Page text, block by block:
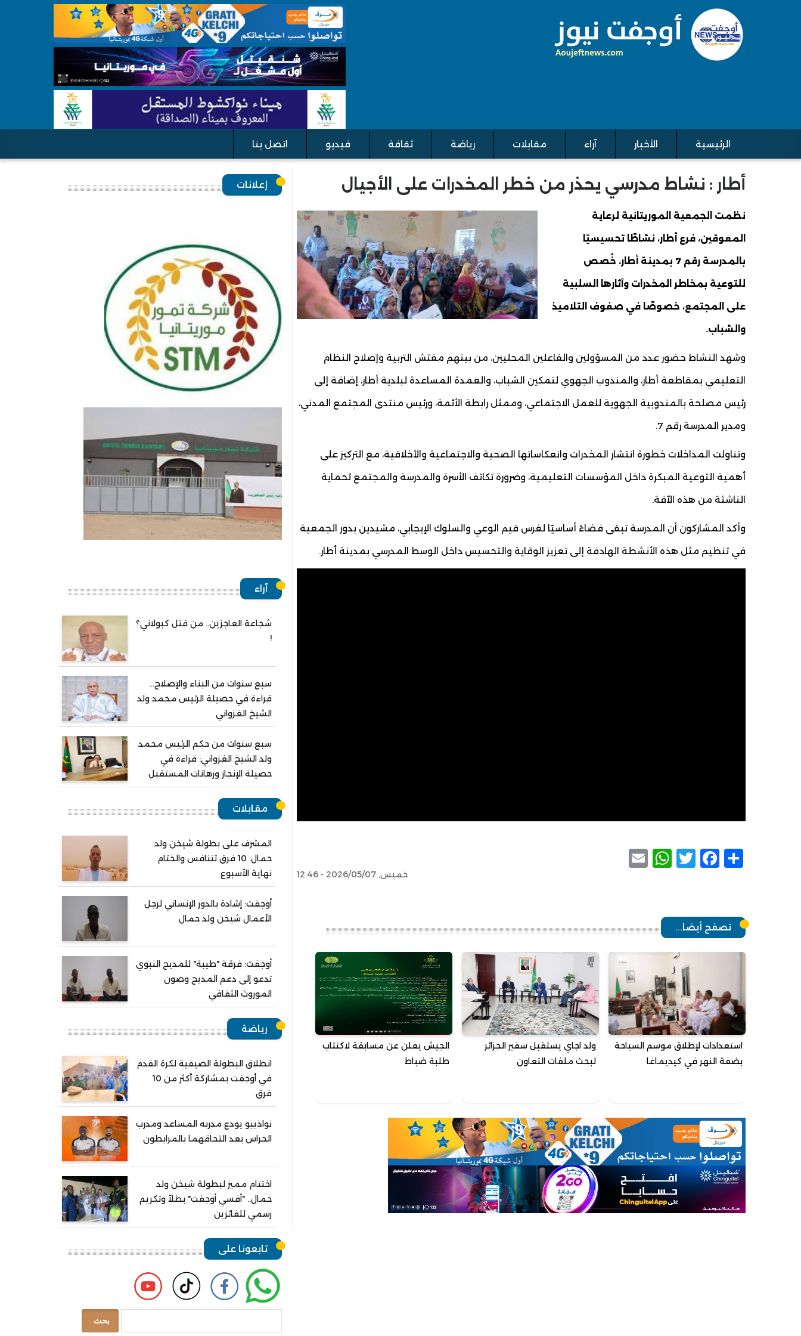
Main navigation
الرئيسية الأخبار آراء مقابلات رياضة ثقافة فيديو اتصل بنا
أطار : نشاط مدرسي يحذر من خطر المخدرات على الأجيال
نظمت الجمعية الموريتانية لرعاية
المعوقين، فرع أطار، نشاطًا تحسيسيًا
بالمدرسة رقم 7 بمدينة أطار، خُصص
للتوعية بمخاطر المخدرات وآثارها السلبية
على المجتمع، خصوصًا في صفوف التلاميذ
والشباب.
وشهد النشاط حضور عدد من المسؤولين والفاعلين المحليين، من بينهم مفتش التربية وإصلاح النظام
التعليمي بمقاطعة أطار، والمندوب الجهوي لتمكين الشباب، والعمدة المساعدة لبلدية أطار، إضافة إلى
رئيس مصلحة بالمندوبية الجهوية للعمل الاجتماعي، وممثل رابطة الأئمة، ورئيس منتدى المجتمع المدني،
ومدير المدرسة رقم 7.
وتناولت المداخلات خطورة انتشار المخدرات وانعكاساتها الصحية والاجتماعية والأخلاقية، مع التركيز على
أهمية التوعية المبكرة داخل المؤسسات التعليمية، وضرورة تكاتف الأسرة والمدرسة والمجتمع لحماية
الناشئة من هذه الآفة.
وأكد المشاركون أن المدرسة تبقى فضاءً أساسيًا لغرس قيم الوعي والسلوك الإيجابي، مشيدين بدور الجمعية
في تنظيم مثل هذه الأنشطة الهادفة إلى تعزيز الوقاية والتحسيس داخل الوسط المدرسي بمدينة أطار.
Share
Facebook
Twitter
WhatsApp
خميس, 2026/05/07 - 12:46
تصفح أيضا...
استعدادات لإطلاق موسم السياحة
بضفة النهر في كيديماغا
ولد اجاي يستقبل سفير الجزائر
لبحث ملفات التعاون
الجيش يعلن عن مسابقة لاكتتاب
طلبة ضباط
إعلانات
آراء
شجاعة العاجزين.. من قتل كبولاني؟
!
سبع سنوات من البناء والإصلاح...
قراءة في حصيلة الرئيس محمد ولد
الشيخ الغزواني
سبع سنوات من حكم الرئيس محمد
ولد الشيخ الغزواني: قراءة في
حصيلة الإنجاز ورهانات المستقبل
مقابلات
المشرف على بطولة شيخن ولد
حمال: 10 فرق تتنافس والختام
نهاية الأسبوع
أوجفت: إشادة بالدور الإنساني لرجل
الأعمال شيخن ولد حمال
أوجفت: فرقة "طيبة" للمديح النبوي
تدعو إلى دعم المديح وصون
الموروث الثقافي
رياضة
انطلاق البطولة الصيفية لكرة القدم
في أوجفت بمشاركة أكثر من 10
فرق
نواذيبو يودع مدربه المساعد ومدرب
الحراس بعد التحاقهما بالمرابطون
اختتام مميز لبطولة شيخن ولد
حمال.. "أفسي أوجفت" بطلاً وتكريم
رسمي للفائزين
تابعونا على